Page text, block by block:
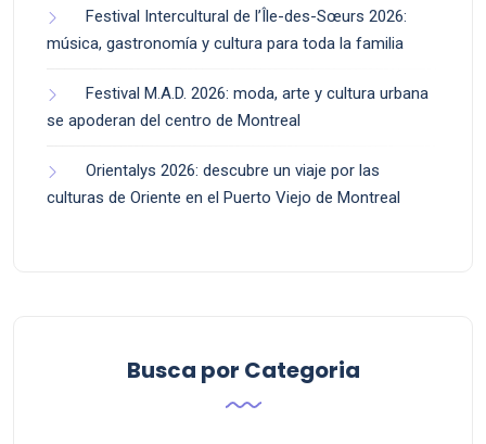
Festival Intercultural de l’Île-des-Sœurs 2026:
música, gastronomía y cultura para toda la familia
Festival M.A.D. 2026: moda, arte y cultura urbana
se apoderan del centro de Montreal
Orientalys 2026: descubre un viaje por las
culturas de Oriente en el Puerto Viejo de Montreal
Busca por Categoria